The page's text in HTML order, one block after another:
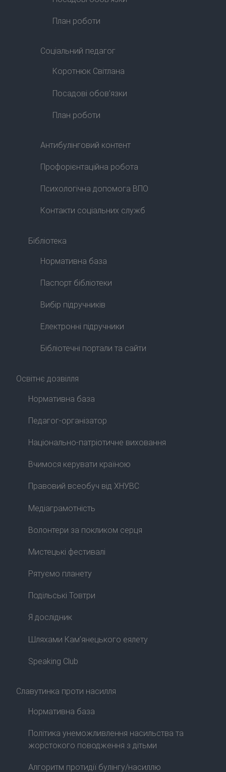
План роботи
Соціальний педагог
Коротнюк Світлана
Посадові обов’язки
План роботи
Антибулінговий контент
Профорієнтаційна робота
Психологічна допомога ВПО
Контакти соціальних служб
Бібліотека
Нормативна база
Паспорт бібліотеки
Вибір підручників
Електронні підручники
Бібліотечні портали та сайти
Освітнє дозвілля
Нормативна база
Педагог-організатор
Національно-патріотичне виховання
Вчимося керувати країною
Правовий всеобуч від ХНУВС
Медіаграмотність
Волонтери за покликом серця
Мистецькі фестивалі
Рятуємо планету
Подільські Товтри
Я дослідник
Шляхами Кам’янецького еялету
Speaking Club
Славутинка проти насилля
Нормативна база
Політика унеможливлення насильства та
жорстокого поводження з дітьми
Алгоритм протидії булінгу/насиллю